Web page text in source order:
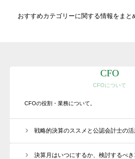
おすすめカテゴリーに関する情報をまと
CFO
CFOについて
CFOの役割・業務について。
戦略的決算のススメと公認会計士の
決算月はいつにするか、検討するべき